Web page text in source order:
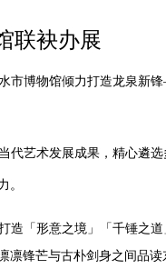
联袂办展
市博物馆倾力打造龙泉新锋
代艺术发展成果，精心遴
。
造「形意之境」「千锤之
锋芒与古朴剑身之间品